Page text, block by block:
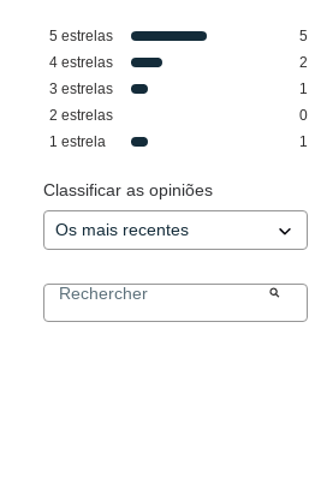
5 estrelas
5
4 estrelas
2
3 estrelas
1
2 estrelas
0
1 estrela 1
Classificar as opiniões